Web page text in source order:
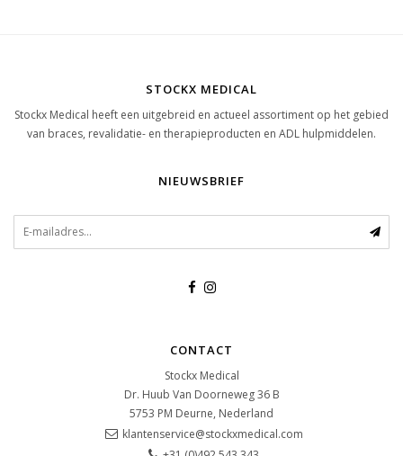
STOCKX MEDICAL
Stockx Medical heeft een uitgebreid en actueel assortiment op het gebied
van braces, revalidatie- en therapieproducten en ADL hulpmiddelen.
NIEUWSBRIEF
CONTACT
Stockx Medical
Dr. Huub Van Doorneweg 36 B
5753 PM Deurne, Nederland
klantenservice@stockxmedical.com